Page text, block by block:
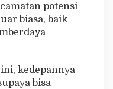
potensi
biasa, baik
kedepannya
bisa